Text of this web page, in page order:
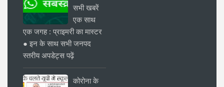
सभी खबरें
एक साथ
एक जगह : प्राइमरी का मास्टर
● इन के साथ सभी जनपद
स्तरीय अपडेट्स पढ़ें
कोरोना के